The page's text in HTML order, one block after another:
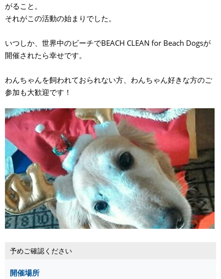
がること。
それがこの活動の始まりでした。
いつしか、世界中のビーチでBEACH CLEAN for Beach Dogsが
開催されたら幸せです。
わんちゃんを飼われておられない方、わんちゃん好きな方のご
参加も大歓迎です！
予めご確認ください
開催場所